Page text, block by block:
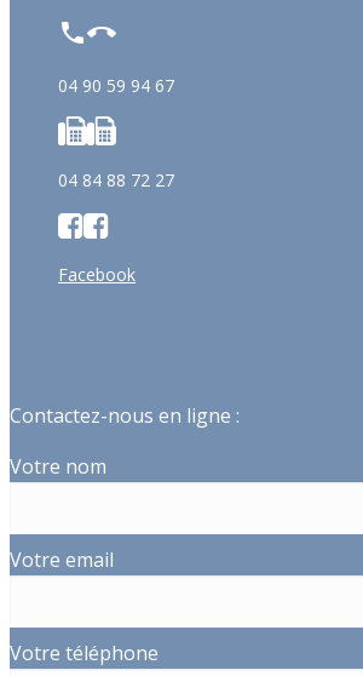
04 90 59 94 67
04 84 88 72 27
Facebook
Contactez-nous en ligne :
Votre nom
Votre email
Votre téléphone